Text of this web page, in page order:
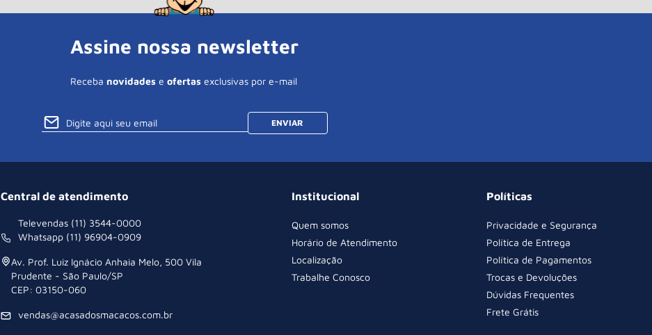
Assine nossa newsletter
Receba novidades e ofertas exclusivas por e-mail
ENVIAR
Central de atendimento
Televendas (11) 3544-0000
Whatsapp (11) 96904-0909
Av. Prof. Luiz Ignácio Anhaia Melo, 500 Vila
Prudente - São Paulo/SP
CEP: 03150-060
vendas@acasadosmacacos.com.br
Institucional
Quem somos
Horário de Atendimento
Localização
Trabalhe Conosco
Políticas
Privacidade e Segurança
Política de Entrega
Política de Pagamentos
Trocas e Devoluções
Dúvidas Frequentes
Frete Grátis